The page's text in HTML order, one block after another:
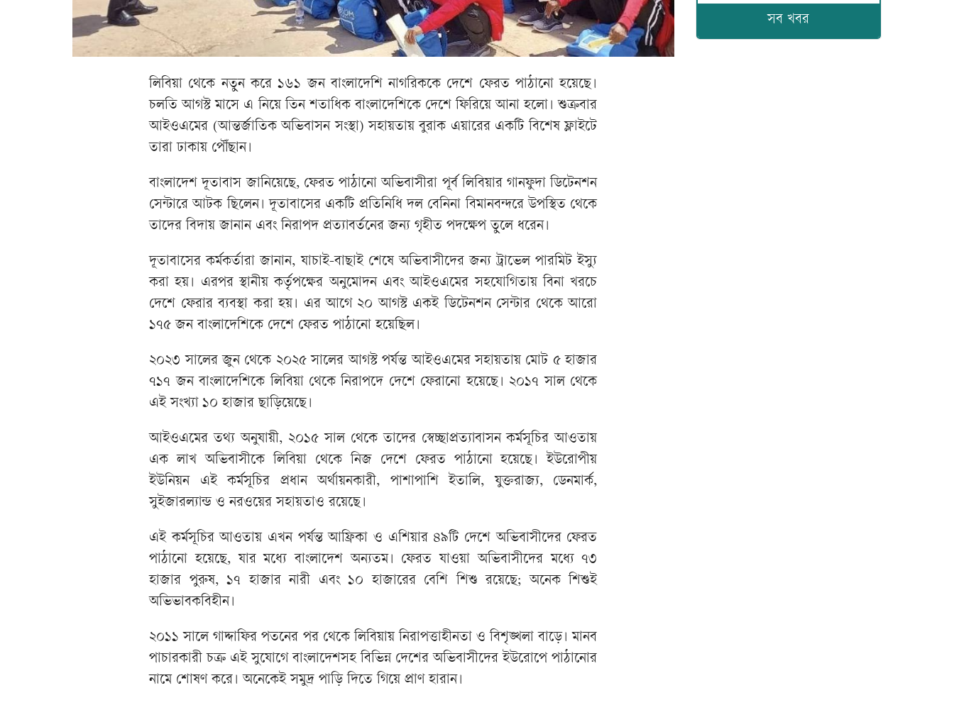
লিবিয়া থেকে নতুন করে ১৬১ জন বাংলাদেশি নাগরিককে দেশে ফেরত পাঠানো হয়েছে।
চলতি আগস্ট মাসে এ নিয়ে তিন শতাধিক বাংলাদেশিকে দেশে ফিরিয়ে আনা হলো। শুক্রবার
আইওএমের (আন্তর্জাতিক অভিবাসন সংস্থা) সহায়তায় বুরাক এয়ারের একটি বিশেষ ফ্লাইটে
তারা ঢাকায় পৌঁছান।
বাংলাদেশ দূতাবাস জানিয়েছে, ফেরত পাঠানো অভিবাসীরা পূর্ব লিবিয়ার গানফুদা ডিটেনশন
সেন্টারে আটক ছিলেন। দূতাবাসের একটি প্রতিনিধি দল বেনিনা বিমানবন্দরে উপস্থিত থেকে
তাদের বিদায় জানান এবং নিরাপদ প্রত্যাবর্তনের জন্য গৃহীত পদক্ষেপ তুলে ধরেন।
দূতাবাসের কর্মকর্তারা জানান, যাচাই-বাছাই শেষে অভিবাসীদের জন্য ট্রাভেল পারমিট ইস্যু
করা হয়। এরপর স্থানীয় কর্তৃপক্ষের অনুমোদন এবং আইওএমের সহযোগিতায় বিনা খরচে
দেশে ফেরার ব্যবস্থা করা হয়। এর আগে ২০ আগস্ট একই ডিটেনশন সেন্টার থেকে আরো
১৭৫ জন বাংলাদেশিকে দেশে ফেরত পাঠানো হয়েছিল।
২০২৩ সালের জুন থেকে ২০২৫ সালের আগস্ট পর্যন্ত আইওএমের সহায়তায় মোট ৫ হাজার
৭১৭ জন বাংলাদেশিকে লিবিয়া থেকে নিরাপদে দেশে ফেরানো হয়েছে। ২০১৭ সাল থেকে
এই সংখ্যা ১০ হাজার ছাড়িয়েছে।
আইওএমের তথ্য অনুযায়ী, ২০১৫ সাল থেকে তাদের স্বেচ্ছাপ্রত্যাবাসন কর্মসূচির আওতায়
এক লাখ অভিবাসীকে লিবিয়া থেকে নিজ দেশে ফেরত পাঠানো হয়েছে। ইউরোপীয়
ইউনিয়ন এই কর্মসূচির প্রধান অর্থায়নকারী, পাশাপাশি ইতালি, যুক্তরাজ্য, ডেনমার্ক,
সুইজারল্যান্ড ও নরওয়ের সহায়তাও রয়েছে।
এই কর্মসূচির আওতায় এখন পর্যন্ত আফ্রিকা ও এশিয়ার ৪৯টি দেশে অভিবাসীদের ফেরত
পাঠানো হয়েছে, যার মধ্যে বাংলাদেশ অন্যতম। ফেরত যাওয়া অভিবাসীদের মধ্যে ৭৩
হাজার পুরুষ, ১৭ হাজার নারী এবং ১০ হাজারের বেশি শিশু রয়েছে; অনেক শিশুই
অভিভাবকবিহীন।
২০১১ সালে গাদ্দাফির পতনের পর থেকে লিবিয়ায় নিরাপত্তাহীনতা ও বিশৃঙ্খলা বাড়ে। মানব
পাচারকারী চক্র এই সুযোগে বাংলাদেশসহ বিভিন্ন দেশের অভিবাসীদের ইউরোপে পাঠানোর
নামে শোষণ করে। অনেকেই সমুদ্র পাড়ি দিতে গিয়ে প্রাণ হারান।
সব খবর